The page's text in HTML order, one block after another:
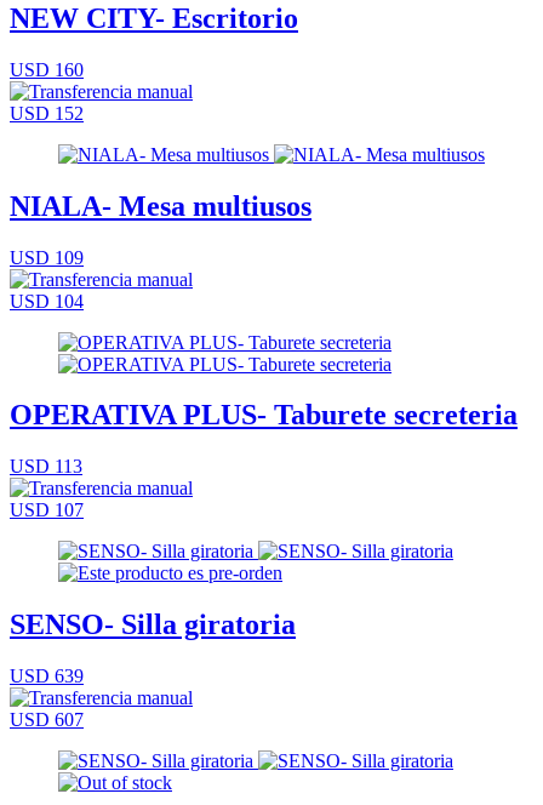
NEW CITY- Escritorio
USD 160
USD 152
NIALA- Mesa multiusos
USD 109
USD 104
OPERATIVA PLUS- Taburete secreteria
USD 113
USD 107
SENSO- Silla giratoria
USD 639
USD 607